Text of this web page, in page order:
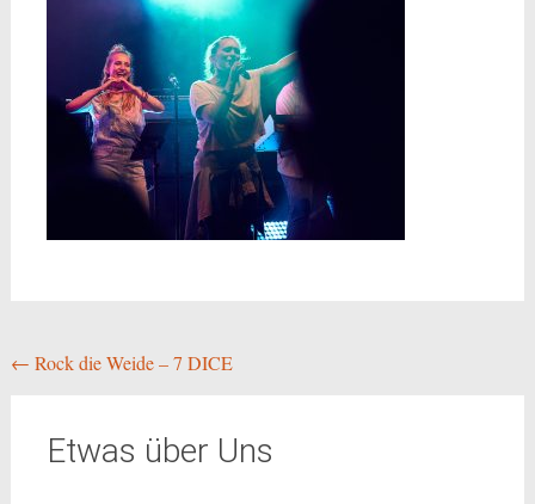
Beitragsnavigation
← Rock die Weide – 7 DICE
Etwas über Uns